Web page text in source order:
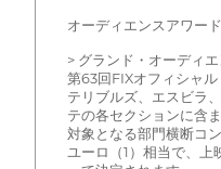
オーディエンスアワー
> グランド・オーディ
第63回FIXオフィシャ
テリブルズ、エスビラ
テの各セクションに含
対象となる部門横断コ
ユーロ（1）相当で、上